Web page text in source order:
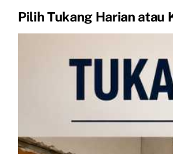
Pilih Tukang Harian atau